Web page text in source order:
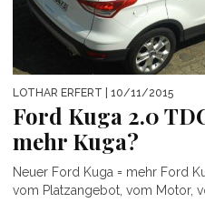
LOTHAR ERFERT | 10/11/2015
Ford Kuga 2.0
mehr Kuga?
Neuer Ford Kuga = mehr Ford
vom Platzangebot, vom Motor,